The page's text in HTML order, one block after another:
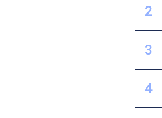
2
3
4